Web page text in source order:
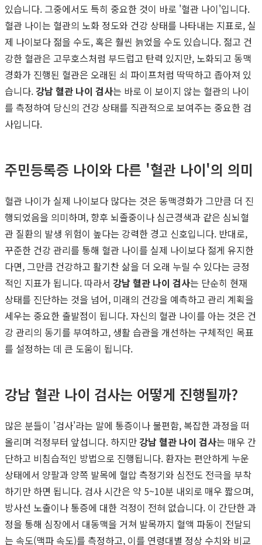
있습니다. 그중에서도 특히 중요한 것이 바로 '혈관 나이'입니다.
혈관 나이는 혈관의 노화 정도와 건강 상태를 나타내는 지표로, 실
제 나이보다 젊을 수도, 혹은 훨씬 늙었을 수도 있습니다. 젊고 건
강한 혈관은 고무호스처럼 부드럽고 탄력 있지만, 노화되고 동맥
경화가 진행된 혈관은 오래된 쇠 파이프처럼 딱딱하고 좁아져 있
습니다. 강남 혈관 나이 검사는 바로 이 보이지 않는 혈관의 나이
를 측정하여 당신의 건강 상태를 직관적으로 보여주는 중요한 검
사입니다.
주민등록증 나이와 다른 '혈관 나이'의 의미
혈관 나이가 실제 나이보다 많다는 것은 동맥경화가 그만큼 더 진
행되었음을 의미하며, 향후 뇌졸중이나 심근경색과 같은 심뇌혈
관 질환의 발생 위험이 높다는 강력한 경고 신호입니다. 반대로,
꾸준한 건강 관리를 통해 혈관 나이를 실제 나이보다 젊게 유지한
다면, 그만큼 건강하고 활기찬 삶을 더 오래 누릴 수 있다는 긍정
적인 지표가 됩니다. 따라서 강남 혈관 나이 검사는 단순히 현재
상태를 진단하는 것을 넘어, 미래의 건강을 예측하고 관리 계획을
세우는 중요한 출발점이 됩니다. 자신의 혈관 나이를 아는 것은 건
강 관리의 동기를 부여하고, 생활 습관을 개선하는 구체적인 목표
를 설정하는 데 큰 도움이 됩니다.
강남 혈관 나이 검사는 어떻게 진행될까?
많은 분들이 '검사'라는 말에 통증이나 불편함, 복잡한 과정을 떠
올리며 걱정부터 앞섭니다. 하지만 강남 혈관 나이 검사는 매우 간
단하고 비침습적인 방법으로 진행됩니다. 환자는 편안하게 누운
상태에서 양팔과 양쪽 발목에 혈압 측정기와 심전도 전극을 부착
하기만 하면 됩니다. 검사 시간은 약 5~10분 내외로 매우 짧으며,
방사선 노출이나 통증에 대한 걱정이 전혀 없습니다. 이 간단한 과
정을 통해 심장에서 대동맥을 거쳐 발목까지 혈액 파동이 전달되
는 속도(맥파 속도)를 측정하고, 이를 연령대별 정상 수치와 비교